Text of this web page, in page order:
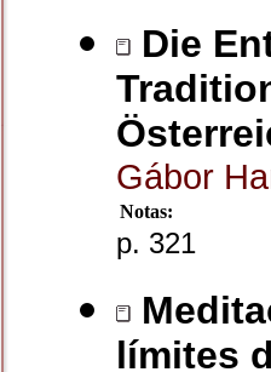
Die
Gábor
Notas:
p. 321
límites